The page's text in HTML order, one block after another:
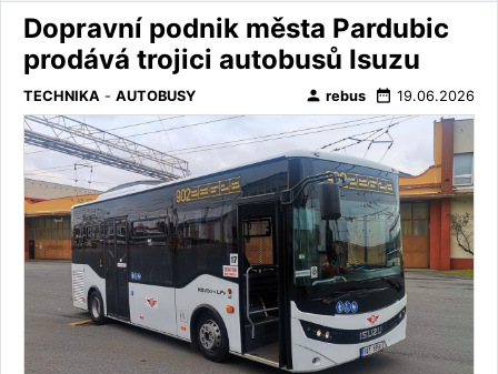
Dopravní podnik města Pardubic
prodává trojici autobusů Isuzu
TECHNIKA - AUTOBUSY person rebus date_range 19.06.2026